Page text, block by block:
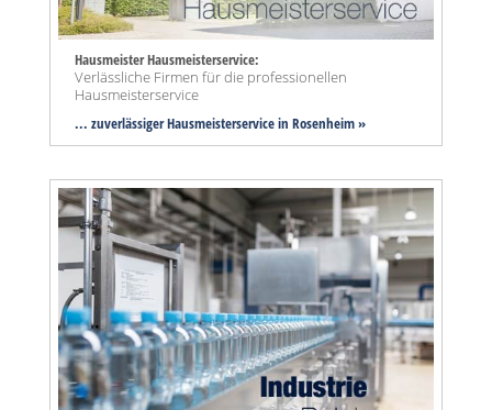
Hausmeister Hausmeisterservice:
Verlässliche Firmen für die professionellen
Hausmeisterservice
... zuverlässiger Hausmeisterservice in Rosenheim »